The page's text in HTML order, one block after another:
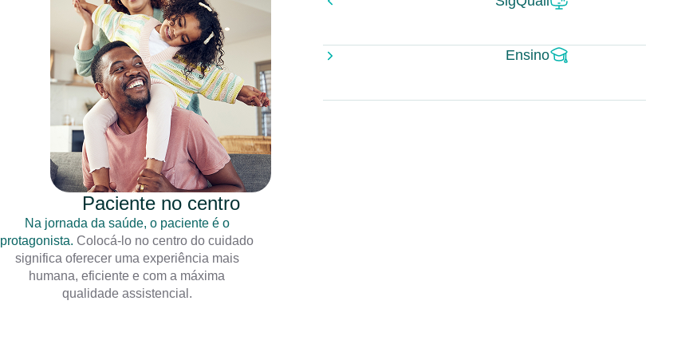
Paciente no centro
Na jornada da saúde, o paciente é o
protagonista. Colocá-lo no centro do cuidado
significa oferecer uma experiência mais
humana, eficiente e com a máxima
qualidade assistencial.
Ensino